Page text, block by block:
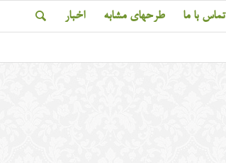
تماس با ما طرحهای مشابه اخبار